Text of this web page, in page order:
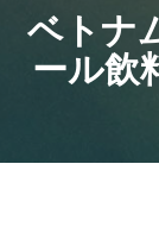
ベトナ
ール飲